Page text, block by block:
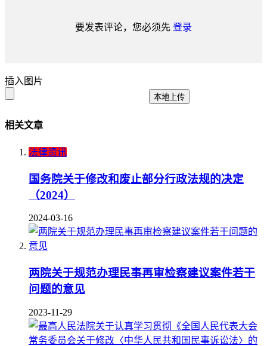
要发表评论，您必须先 登录
插入图片
本地上传
相关文章
法律资讯
国务院关于修改和废止部分行政法规的决定
（2024）
2024-03-16
两院关于规范办理民事再审检察建议案件若干
问题的意见
2023-11-29